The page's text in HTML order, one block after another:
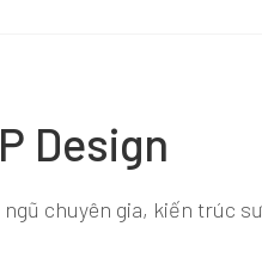
Design
chuyên gia, kiến trúc sư